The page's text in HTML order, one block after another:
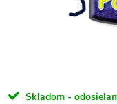
Skladom -